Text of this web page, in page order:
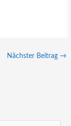
Nächster Beitrag →